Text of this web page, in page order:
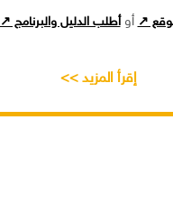
↗ أوأطلب الدليل والبرنامج ↗
إقرأ المزيد >>